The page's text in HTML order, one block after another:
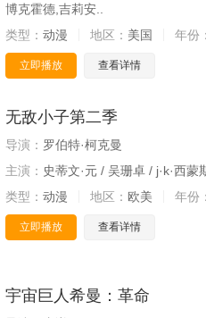
博克霍德,吉莉安..
类型： 动漫 地区： 美国 年份：
立即播放 查看详情
无敌小子第二季
导演： 罗伯特·柯克曼
主演： 史蒂文·元 / 吴珊卓 / j·k·西
类型： 动漫 地区： 欧美 年份：
立即播放 查看详情
宇宙巨人希曼：革命